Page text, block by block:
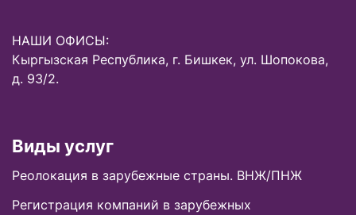
Виды услуг
Реолокация в зарубежные страны. ВНЖ/ПНЖ
Регистрация компаний в зарубежных
НАШИ ОФИСЫ:
Кыргызская Республика, г. Бишкек, ул. Шопокова,
д. 93/2.